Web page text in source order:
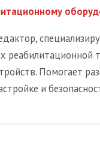
реабилитационной
Помогает
и